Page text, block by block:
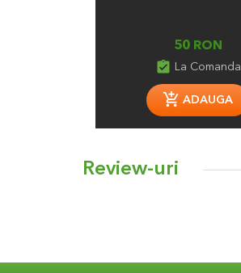
50 RON
assignment_turned_in La Comanda
ADAUGA
Review-uri